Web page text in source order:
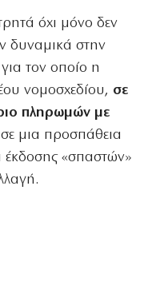
όχι μόνο δεν
δυναμικά στην
τον οποίο η
νομοσχεδίου, σε
πληρωμών με
σε μια προσπάθεια
«σπαστών»